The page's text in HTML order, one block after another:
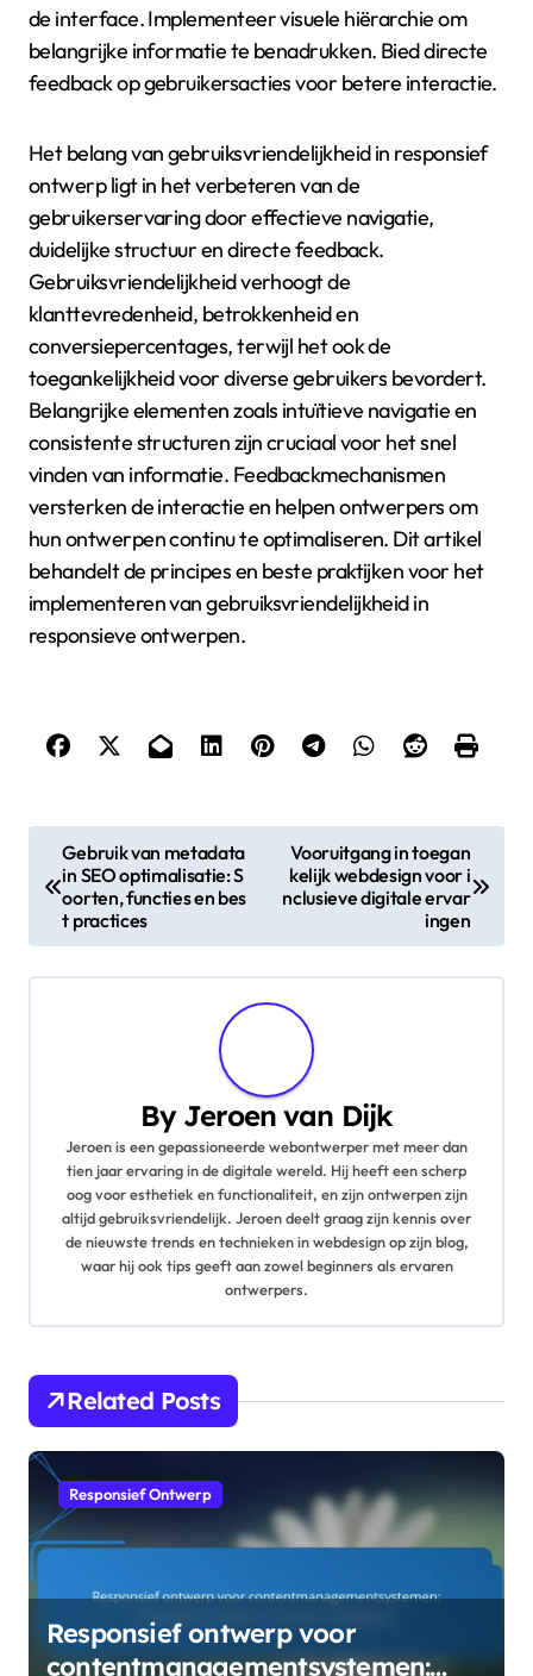
de interface. Implementeer visuele hiërarchie om
belangrijke informatie te benadrukken. Bied directe
feedback op gebruikersacties voor betere interactie.
Het belang van gebruiksvriendelijkheid in responsief
ontwerp ligt in het verbeteren van de
gebruikerservaring door effectieve navigatie,
duidelijke structuur en directe feedback.
Gebruiksvriendelijkheid verhoogt de
klanttevredenheid, betrokkenheid en
conversiepercentages, terwijl het ook de
toegankelijkheid voor diverse gebruikers bevordert.
Belangrijke elementen zoals intuïtieve navigatie en
consistente structuren zijn cruciaal voor het snel
vinden van informatie. Feedbackmechanismen
versterken de interactie en helpen ontwerpers om
hun ontwerpen continu te optimaliseren. Dit artikel
behandelt de principes en beste praktijken voor het
implementeren van gebruiksvriendelijkheid in
responsieve ontwerpen.
o
s
t
t
i
o
n
Gebruik van metadata
in SEO optimalisatie: S
oorten, functies en bes
t practices
Vooruitgang in toegan
kelijk webdesign voor i
nclusieve digitale ervar
ingen
By Jeroen van Dijk
Jeroen is een gepassioneerde webontwerper met meer dan
tien jaar ervaring in de digitale wereld. Hij heeft een scherp
oog voor esthetiek en functionaliteit, en zijn ontwerpen zijn
altijd gebruiksvriendelijk. Jeroen deelt graag zijn kennis over
de nieuwste trends en technieken in webdesign op zijn blog,
waar hij ook tips geeft aan zowel beginners als ervaren
ontwerpers.
Related Posts
Responsief Ontwerp
Responsief ontwerp voor
contentmanagementsystemen: